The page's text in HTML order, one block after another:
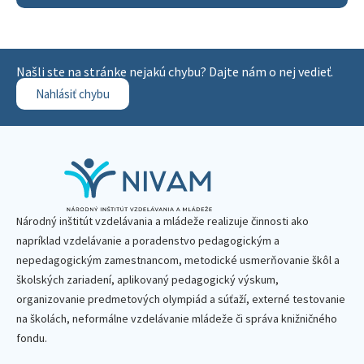
Našli ste na stránke nejakú chybu? Dajte nám o nej vedieť.
Nahlásiť chybu
Národný inštitút vzdelávania a mládeže realizuje činnosti ako
napríklad vzdelávanie a poradenstvo pedagogickým a
nepedagogickým zamestnancom, metodické usmerňovanie škôl a
školských zariadení, aplikovaný pedagogický výskum,
organizovanie predmetových olympiád a súťaží, externé testovanie
na školách, neformálne vzdelávanie mládeže či správa knižničného
fondu.